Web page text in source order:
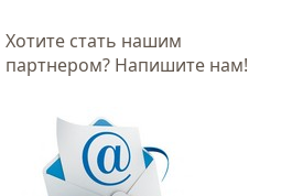
Хотитe стать нашим
партнером? Напишите нам!